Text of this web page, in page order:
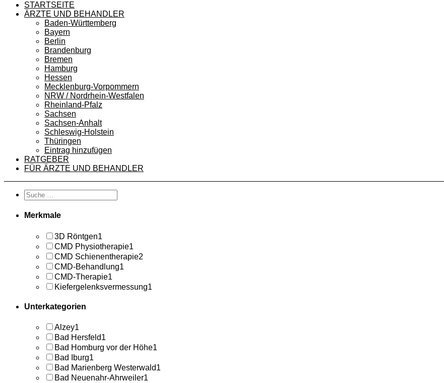
STARTSEITE
ÄRZTE UND BEHANDLER
Baden-Württemberg
Bayern
Berlin
Brandenburg
Bremen
Hamburg
Hessen
Mecklenburg-Vorpommern
NRW / Nordrhein-Westfalen
Rheinland-Pfalz
Sachsen
Sachsen-Anhalt
Schleswig-Holstein
Thüringen
Eintrag hinzufügen
RATGEBER
FÜR ÄRZTE UND BEHANDLER
Merkmale
3D Röntgen1
CMD Physiotherapie1
CMD Schienentherapie2
CMD-Behandlung1
CMD-Therapie1
Kiefergelenksvermessung1
Unterkategorien
Alzey1
Bad Hersfeld1
Bad Homburg vor der Höhe1
Bad Iburg1
Bad Marienberg Westerwald1
Bad Neuenahr-Ahrweiler1